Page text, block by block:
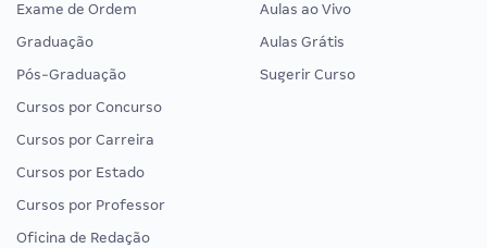
Exame de Ordem
Graduação
Pós-Graduação
Cursos por Concurso
Cursos por Carreira
Cursos por Estado
Cursos por Professor
Oficina de Redação
Aulas ao Vivo
Aulas Grátis
Sugerir Curso